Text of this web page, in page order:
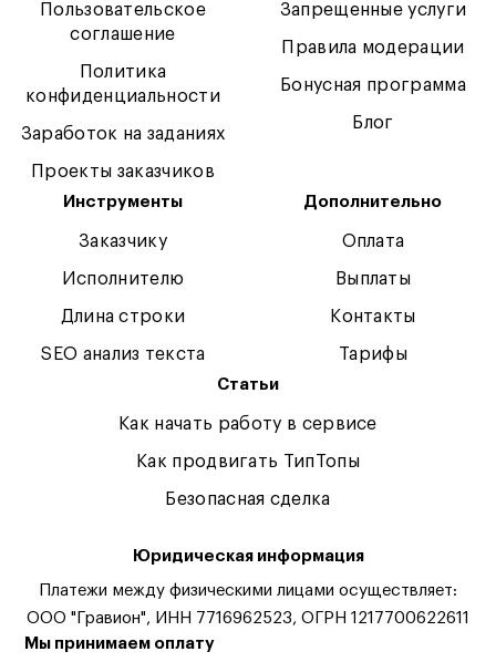
Пользовательское
соглашение
Политика
конфиденциальности
Заработок на заданиях
Проекты заказчиков
Запрещенные услуги
Правила модерации
Бонусная программа
Блог
Инструменты
Заказчику
Исполнителю
Длина строки
SEO анализ текста
Дополнительно
Оплата
Выплаты
Контакты
Тарифы
Статьи
Как начать работу в сервисе
Как продвигать ТипТопы
Безопасная сделка
Юридическая информация
Платежи между физическими лицами осуществляет:
ООО "Гравион", ИНН 7716962523, ОГРН 1217700622611
Мы принимаем оплату